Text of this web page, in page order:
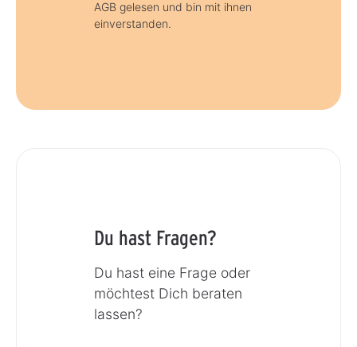
AGB gelesen und bin mit ihnen
einverstanden.
Du hast Fragen?
Du hast eine Frage oder
möchtest Dich beraten
lassen?